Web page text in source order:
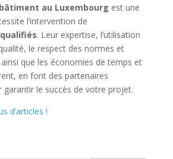
bâtiment au Luxembourg est une
l’intervention de
. Leur expertise, l’utilisation
le respect des normes et
que les économies de temps et
en font des partenaires
garantir le succès de votre projet.
d’articles !